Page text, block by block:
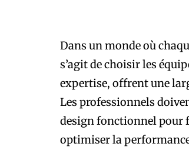
Dans un monde où
s’agit de choisir les
expertise, offrent une
Les professionnels
design fonctionnel pour
optimiser la